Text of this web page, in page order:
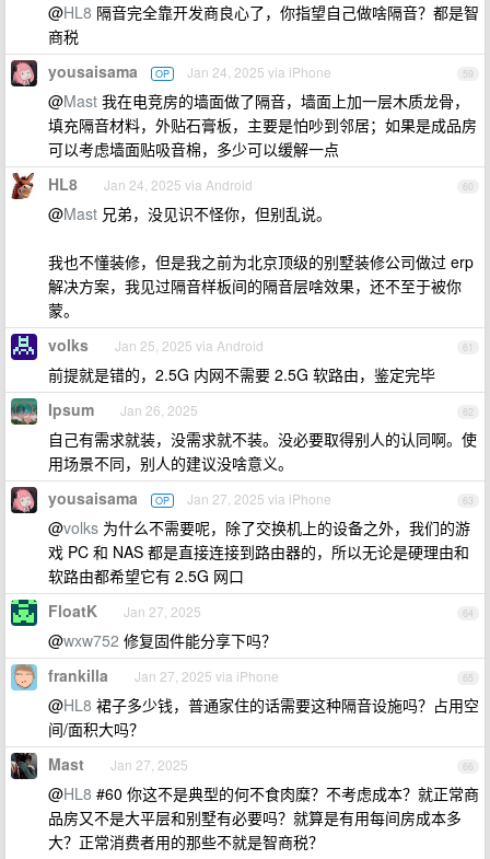
@HL8 隔音完全靠开发商良心了，你指望自己做啥隔音？都是智
商税
59
yousaisama OP Jan 24, 2025 via iPhone
@Mast 我在电竞房的墙面做了隔音，墙面上加一层木质龙骨，
填充隔音材料，外贴石膏板，主要是怕吵到邻居；如果是成品房
可以考虑墙面贴吸音棉，多少可以缓解一点
60
HL8 Jan 24, 2025 via Android
@Mast 兄弟，没见识不怪你，但别乱说。
我也不懂装修，但是我之前为北京顶级的别墅装修公司做过 erp
解决方案，我见过隔音样板间的隔音层啥效果，还不至于被你
蒙。
61
volks Jan 25, 2025 via Android
前提就是错的，2.5G 内网不需要 2.5G 软路由，鉴定完毕
62
Ipsum Jan 26, 2025
自己有需求就装，没需求就不装。没必要取得别人的认同啊。使
用场景不同，别人的建议没啥意义。
63
yousaisama OP Jan 27, 2025 via iPhone
@volks 为什么不需要呢，除了交换机上的设备之外，我们的游
戏 PC 和 NAS 都是直接连接到路由器的，所以无论是硬理由和
软路由都希望它有 2.5G 网口
64
FloatK Jan 27, 2025
@wxw752 修复固件能分享下吗？
65
frankilla Jan 27, 2025 via iPhone
@HL8 裙子多少钱，普通家住的话需要这种隔音设施吗？占用空
间/面积大吗？
66
Mast Jan 27, 2025
@HL8 #60 你这不是典型的何不食肉糜？不考虑成本？就正常商
品房又不是大平层和别墅有必要吗？就算是有用每间房成本多
大？正常消费者用的那些不就是智商税？